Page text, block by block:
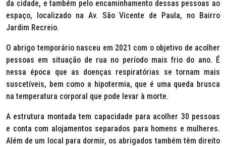
da cidade, e também pelo encaminhamento dessas pessoas ao
espaço, localizado na Av. São Vicente de Paula, no Bairro
Jardim Recreio.
O abrigo temporário nasceu em 2021 com o objetivo de acolher
pessoas em situação de rua no período mais frio do ano. É
nessa época que as doenças respiratórias se tornam mais
suscetíveis, bem como a hipotermia, que é uma queda brusca
na temperatura corporal que pode levar à morte.
A estrutura montada tem capacidade para acolher 30 pessoas
e conta com alojamentos separados para homens e mulheres.
Além de um local para dormir, os abrigados também têm direito